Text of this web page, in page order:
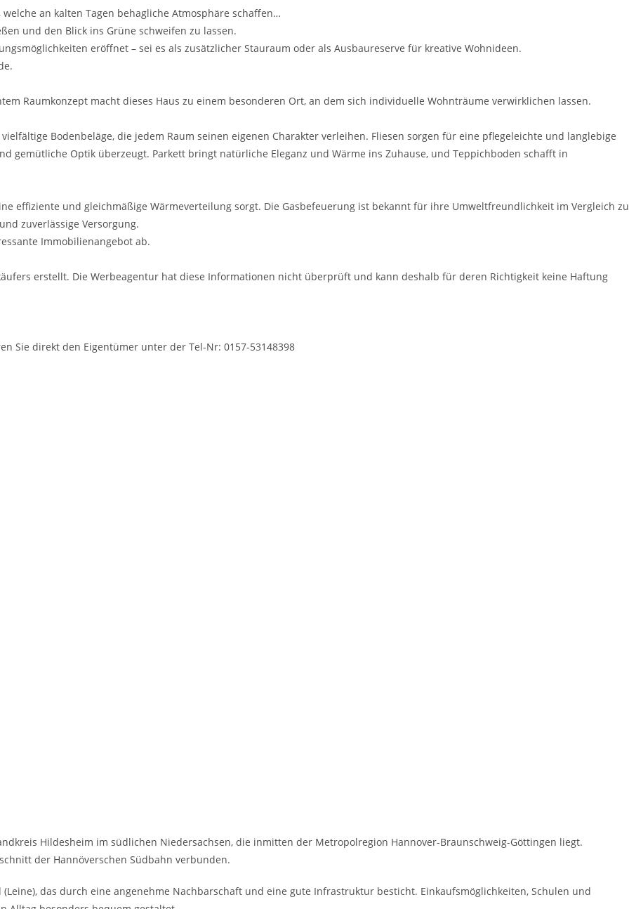
an kalten Tagen behagliche Atmosphäre schaffen…
und den Blick ins Grüne schweifen zu lassen.
eröffnet – sei es als zusätzlicher Stauraum oder als Ausbaureserve für kreative Wohnideen.
Raumkonzept macht dieses Haus zu einem besonderen Ort, an dem sich individuelle Wohnträume verwirklichen lassen.
Bodenbeläge, die jedem Raum seinen eigenen Charakter verleihen. Fliesen sorgen für eine pflegeleichte und langlebige
gemütliche Optik überzeugt. Parkett bringt natürliche Eleganz und Wärme ins Zuhause, und Teppichboden schafft in
effiziente und gleichmäßige Wärmeverteilung sorgt. Die Gasbefeuerung ist bekannt für ihre Umweltfreundlichkeit im Vergleich zu
zuverlässige Versorgung.
Immobilienangebot ab.
erstellt. Die Werbeagentur hat diese Informationen nicht überprüft und kann deshalb für deren Richtigkeit keine Haftung
Sie direkt den Eigentümer unter der Tel-Nr: 0157-53148398
Hildesheim im südlichen Niedersachsen, die inmitten der Metropolregion Hannover-Braunschweig-Göttingen liegt.
der Hannöverschen Südbahn verbunden.
das durch eine angenehme Nachbarschaft und eine gute Infrastruktur besticht. Einkaufsmöglichkeiten, Schulen und